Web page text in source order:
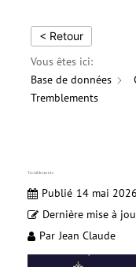
< Retour
Vous êtes ici:
Base de données
Tremblements
Tremblements
Publié 14 mai 2026
Dernière mise à
Par Jean Claude